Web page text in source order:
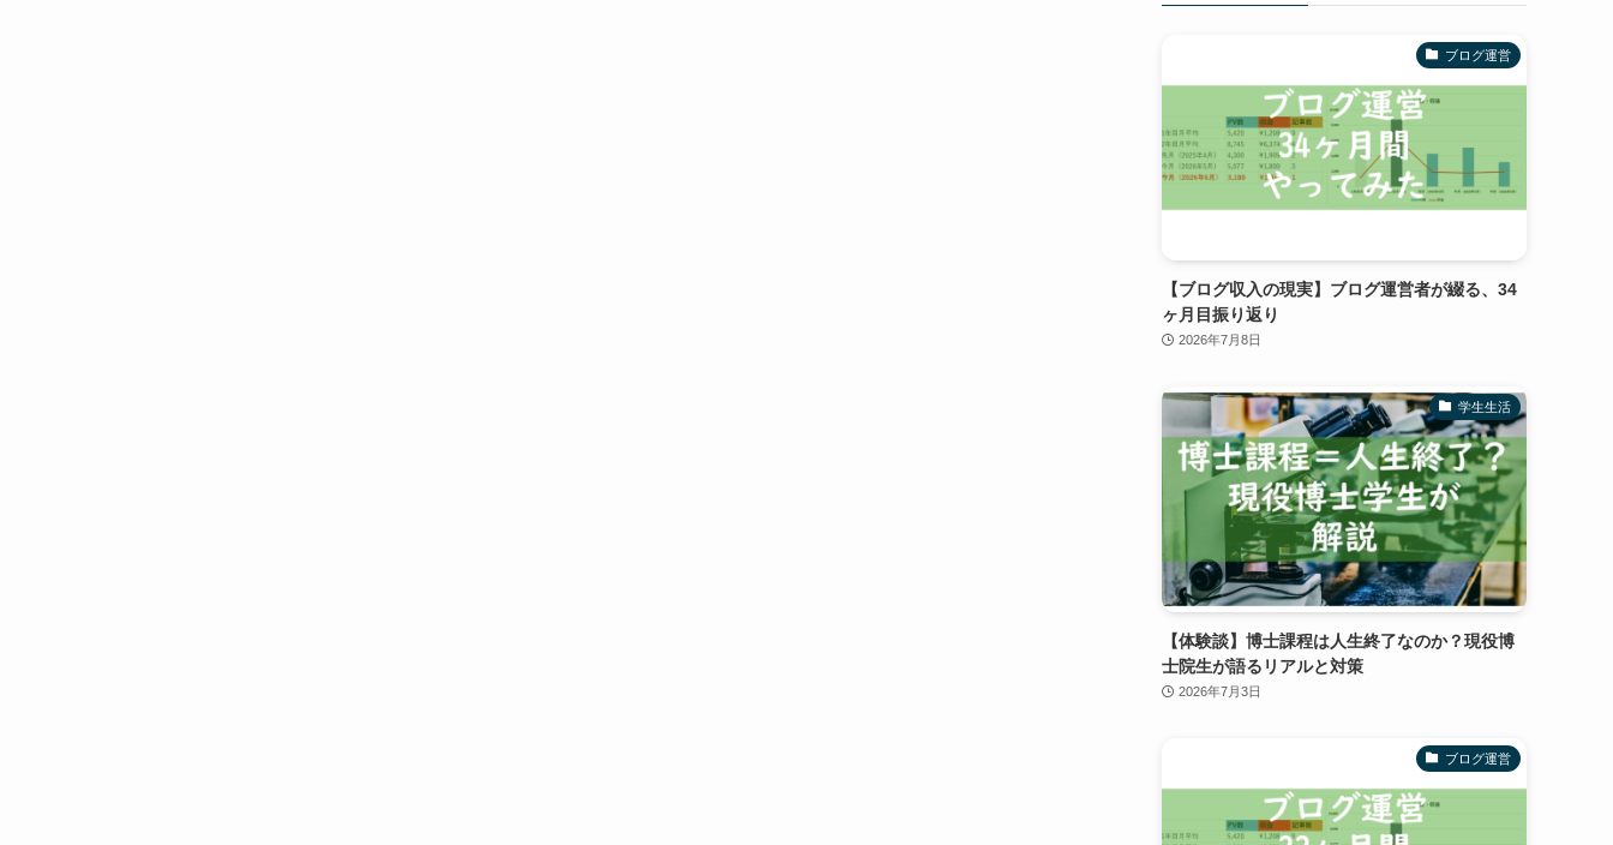
ブログ運営
【ブログ収入の現実】ブログ運営者が綴る、34
ヶ月目振り返り
2026年7月8日
学生生活
【体験談】博士課程は人生終了なのか？現役博
士院生が語るリアルと対策
2026年7月3日
ブログ運営